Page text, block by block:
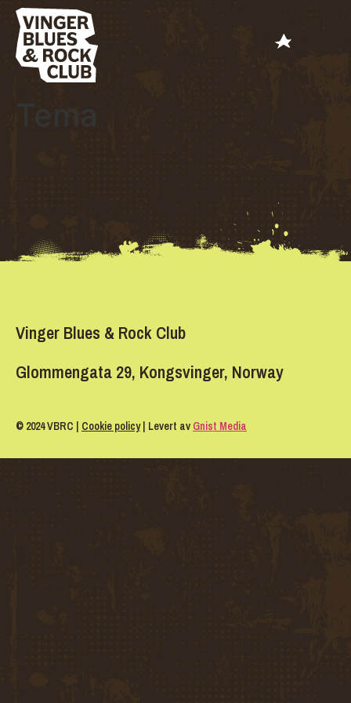
Tema
Vinger Blues & Rock Club
Glommengata 29, Kongsvinger, Norway
© 2024 VBRC | Cookie policy| Levert av Gnist Media